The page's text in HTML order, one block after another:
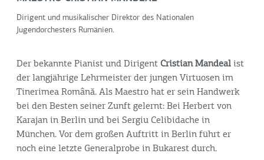
Dirigent und musikalischer Direktor des Nationalen
Jugendorchesters Rumänien.
Der bekannte Pianist und Dirigent Cristian Mandeal ist
der langjährige Lehrmeister der jungen Virtuosen im
Tinerimea Română. Als Maestro hat er sein Handwerk
bei den Besten seiner Zunft gelernt: Bei Herbert von
Karajan in Berlin und bei Sergiu Celibidache in
München. Vor dem großen Auftritt in Berlin führt er
noch eine letzte Generalprobe in Bukarest durch.